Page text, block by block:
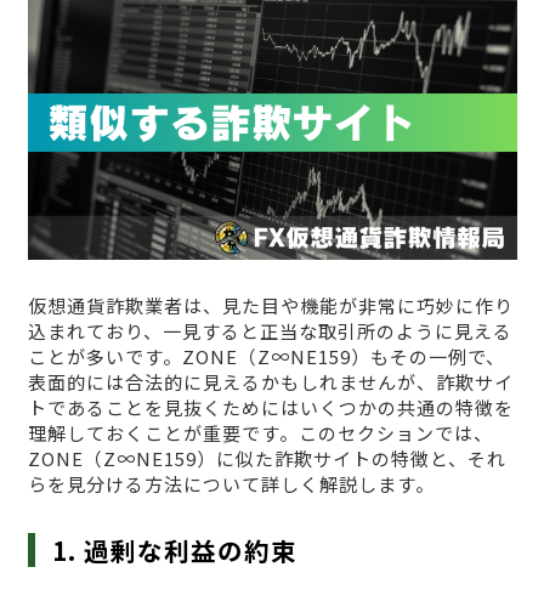
仮想通貨詐欺業者は、見た目や機能が非常に巧妙に作り
込まれており、一見すると正当な取引所のように見える
ことが多いです。ZONE（Z∞NE159）もその一例で、
表面的には合法的に見えるかもしれませんが、詐欺サイ
トであることを見抜くためにはいくつかの共通の特徴を
理解しておくことが重要です。このセクションでは、
ZONE（Z∞NE159）に似た詐欺サイトの特徴と、それ
らを見分ける方法について詳しく解説します。
1. 過剰な利益の約束